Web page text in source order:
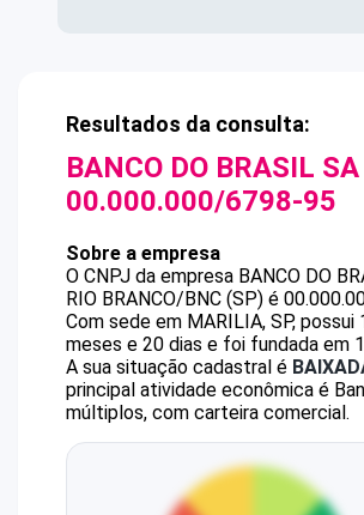
Resultados da consulta:
BANCO DO BRASIL SA
00.000.000/6798-95
Sobre a empresa
O CNPJ da empresa BANCO DO
RIO BRANCO/BNC (SP) é
Com sede em MARILIA, SP, possui
meses e 20 dias e foi fundada em
A sua situação cadastral é
principal atividade econômica é
múltiplos, com carteira comercial.